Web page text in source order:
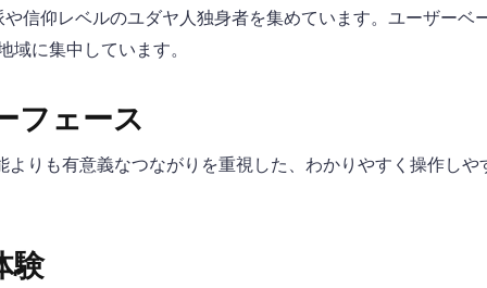
や信仰レベルのユダヤ人独身者を集めています。ユーザーベ
域に集中しています。
フェース
よりも有意義なつながりを重視した、わかりやすく操作し
験